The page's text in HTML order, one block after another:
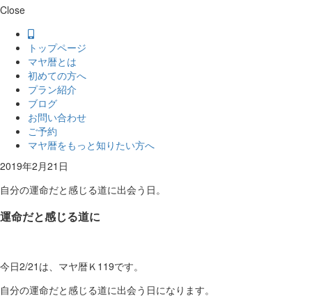
Close
トップページ
マヤ暦とは
初めての方へ
プラン紹介
ブログ
お問い合わせ
ご予約
マヤ暦をもっと知りたい方へ
2019年2月21日
自分の運命だと感じる道に出会う日。
運命だと感じる道に
今日2/21は、マヤ暦Ｋ119です。
自分の運命だと感じる道に出会う日になります。